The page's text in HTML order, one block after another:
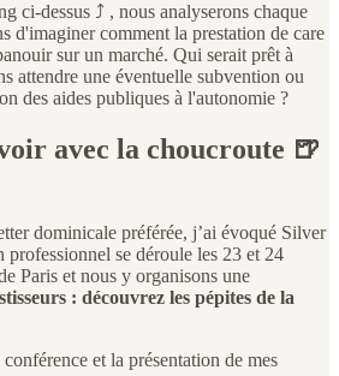
ci-dessus ⤴️ , nous analyserons chaque
d'imaginer comment la prestation de care
sur un marché. Qui serait prêt à
attendre une éventuelle subvention ou
des aides publiques à l'autonomie ?
avec la choucroute 🍺
dominicale préférée, j’ai évoqué Silver
se déroule les 23 et 24
Paris et nous y organisons une
: découvrez les pépites de la
et la présentation de mes